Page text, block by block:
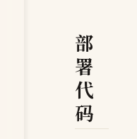
部
署
代
码